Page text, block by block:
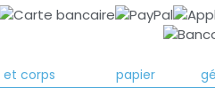
et corps
papier